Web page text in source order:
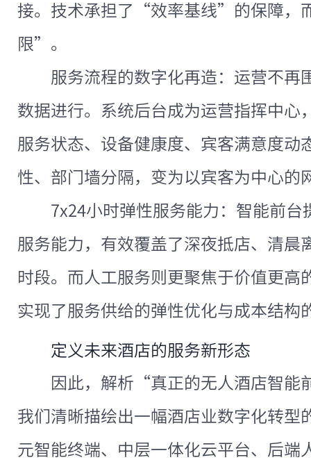
接。技术承担了“效率基线”的保障，
限”。
服务流程的数字化再造：运营不再
数据进行。系统后台成为运营指挥中心
服务状态、设备健康度、宾客满意度动
性、部门墙分隔，变为以宾客为中心的
7x24小时弹性服务能力：智能前台
服务能力，有效覆盖了深夜抵店、清晨
时段。而人工服务则更聚焦于价值更高
实现了服务供给的弹性优化与成本结构
定义未来酒店的服务新形态
因此，解析“真正的无人酒店智能
我们清晰描绘出一幅酒店业数字化转型
元智能终端、中层一体化云平台、后端